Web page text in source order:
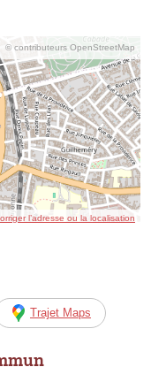
© contributeurs OpenStreetMap
l’adresse ou la localisation
Trajet Maps